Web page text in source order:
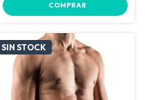
COMPRAR
SIN STOCK